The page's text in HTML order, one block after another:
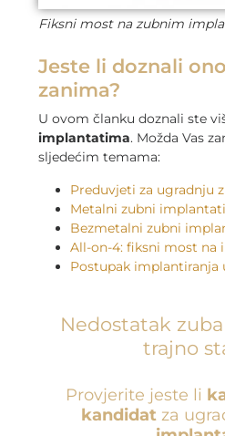
Fiksni most na zubnim
Jeste li doznali
zanima?
U ovom članku doznali ste
implantatima. Možda Vas
sljedećim temama:
Preduvjeti za ugradnju
Metalni zubni implantati
Bezmetalni zubni
All-on-4: fiksni most na
Postupak implantiranja
Nedostatak zuba
trajno
Provjerite jeste li
kandidatza